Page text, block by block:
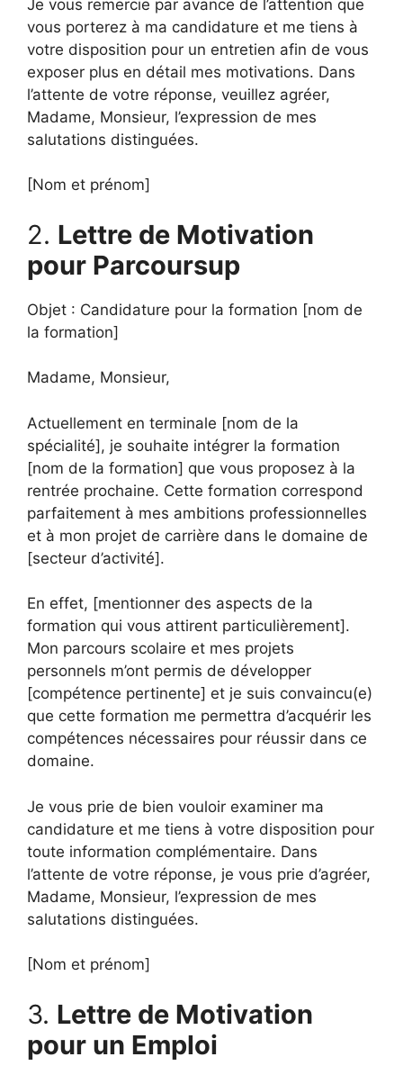
Je vous remercie par avance de l’attention que
vous porterez à ma candidature et me tiens à
votre disposition pour un entretien afin de vous
exposer plus en détail mes motivations. Dans
l’attente de votre réponse, veuillez agréer,
Madame, Monsieur, l’expression de mes
salutations distinguées.
[Nom et prénom]
2. Lettre de Motivation
pour Parcoursup
Objet : Candidature pour la formation [nom de
la formation]
Madame, Monsieur,
Actuellement en terminale [nom de la
spécialité], je souhaite intégrer la formation
[nom de la formation] que vous proposez à la
rentrée prochaine. Cette formation correspond
parfaitement à mes ambitions professionnelles
et à mon projet de carrière dans le domaine de
[secteur d’activité].
En effet, [mentionner des aspects de la
formation qui vous attirent particulièrement].
Mon parcours scolaire et mes projets
personnels m’ont permis de développer
[compétence pertinente] et je suis convaincu(e)
que cette formation me permettra d’acquérir les
compétences nécessaires pour réussir dans ce
domaine.
Je vous prie de bien vouloir examiner ma
candidature et me tiens à votre disposition pour
toute information complémentaire. Dans
l’attente de votre réponse, je vous prie d’agréer,
Madame, Monsieur, l’expression de mes
salutations distinguées.
[Nom et prénom]
3. Lettre de Motivation
pour un Emploi